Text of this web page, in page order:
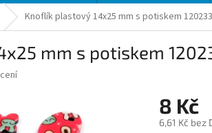
Knoflík plastový 14x25 mm s potiskem
mm s potiskem
8 Kč
6,61 Kč bez